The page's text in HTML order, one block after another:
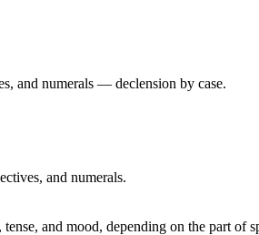
and numerals — declension by case.
and numerals.
and mood, depending on the part of